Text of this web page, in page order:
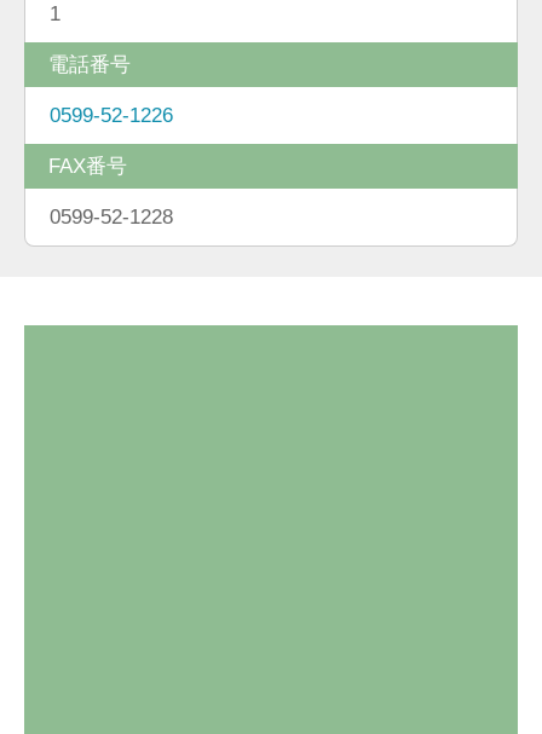
1
電話番号
0599-52-1226
FAX番号
0599-52-1228